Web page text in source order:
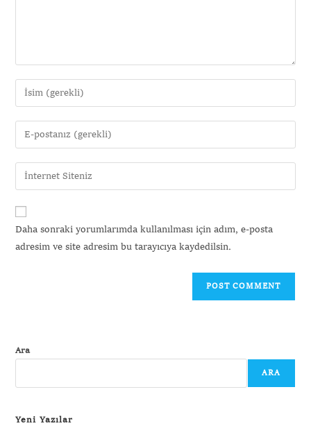
Daha sonraki yorumlarımda kullanılması için adım, e-posta
adresim ve site adresim bu tarayıcıya kaydedilsin.
Ara
ARA
Yeni Yazılar